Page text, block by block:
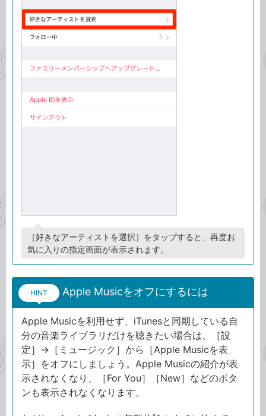
［好きなアーティストを選択］をタップすると、再度お
気に入りの指定画面が表示されます。
HINT Apple Musicをオフにするには
Apple Musicを利用せず、iTunesと同期している自
分の音楽ライブラリだけを聴きたい場合は、［設
定］→［ミュージック］から［Apple Musicを表
示］をオフにしましょう。Apple Musicの紹介が表
示されなくなり、［For You］［New］などのボタ
ンも表示されなくなります。